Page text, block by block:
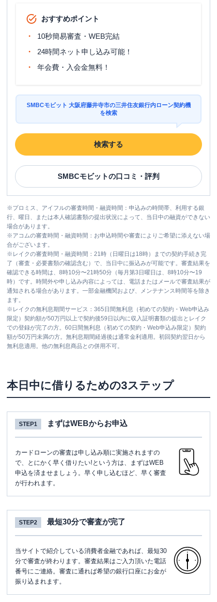
おすすめポイント
10秒簡易審査・WEB完結
24時間ネット申し込み可能！
年会費・入会金無料！
SMBCモビット 大阪府藤井寺市の三井住友銀行内ローン契約機
を検索
検索する
SMBCモビットの口コミ・評判
※プロミス、アイフルの審査時間・融資時間：申込みの時間帯、利用する銀
行、曜日、または本人確認書類の提出状況によって、当日中の融資ができない
場合があります。
※アコムの審査時間・融資時間：お申込時間や審査によりご希望に添えない場
合がございます。
※ レイクの審査時間・融資時間：21時（日曜日は18時）までの契約手続き完
了（審査・必要書類の確認含む）で、当日中に振込みが可能です。審査結果を
確認できる時間は、8時10分〜21時50分（毎月第3日曜日は、8時10分〜19
時）です。時間外や申し込み内容によっては、電話またはメールで審査結果が
通知される場合があります。一部金融機関および、メンテナンス時間等を除き
ます。
※ レイクの無利息期間サービス：365日間無利息（初めての契約・Web申込み
限定）契約額が50万円以上で契約後59日以内に収入証明書類の提出とレイク
での登録が完了の方。60日間無利息（初めての契約・Web申込み限定）契約
額が50万円未満の方。無利息期間経過後は通常金利適用。初回契約翌日から
無利息適用。他の無利息商品との併用不可。
本日中に借りるための3ステップ
STEP1 まずはWEBからお申込
カードローンの審査は申し込み順に実施されますの
で、とにかく早く借りたい!という方は、まずはWEB
申込を済ませましょう。早く申し込むほど、早く審査
が行われます。
STEP2 最短30分で審査が完了
当サイトで紹介している消費者金融であれば、最短30
分で審査が終わります。審査結果はご入力頂いた電話
番号にご連絡。審査に通れば希望の銀行口座にお金が
振り込まれます。